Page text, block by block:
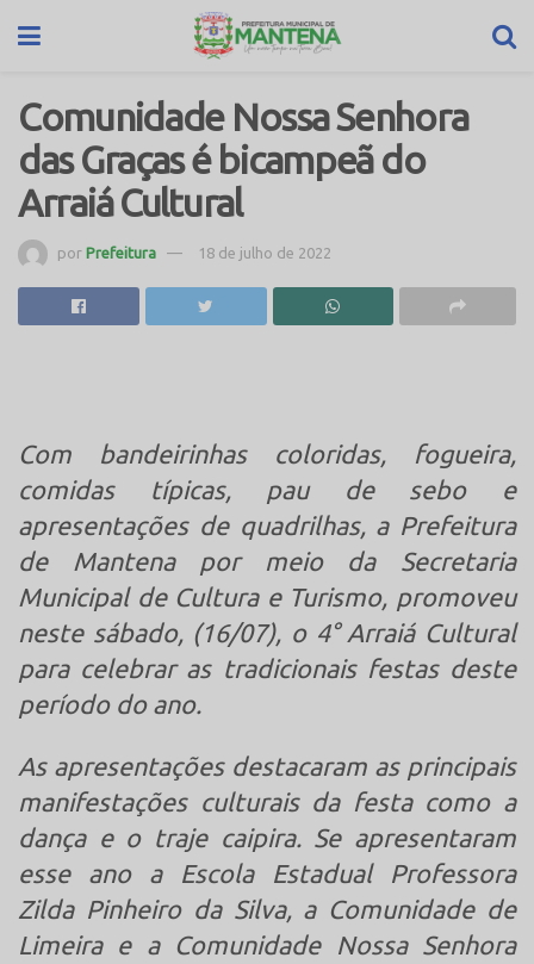
Comunidade Nossa Senhora
das Graças é bicampeã do
Arraiá Cultural
por Prefeitura 18 de julho de 2022
Com bandeirinhas coloridas, fogueira,
comidas típicas, pau de sebo e
apresentações de quadrilhas, a Prefeitura
de Mantena por meio da Secretaria
Municipal de Cultura e Turismo, promoveu
neste sábado, (16/07), o 4° Arraiá Cultural
para celebrar as tradicionais festas deste
período do ano.
As apresentações destacaram as principais
manifestações culturais da festa como a
dança e o traje caipira. Se apresentaram
esse ano a Escola Estadual Professora
Zilda Pinheiro da Silva, a Comunidade de
Limeira e a Comunidade Nossa Senhora